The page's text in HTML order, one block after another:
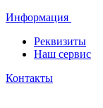
Информация
Реквизиты
Наш сервис
Контакты